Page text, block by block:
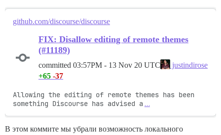
github.com/discourse/discourse
FIX: Disallow editing of remote themes
(#11189)
committed 03:57PM - 13 Nov 20 UTC
justindirose
+65 -37
Allowing the editing of remote themes has been
something Discourse has advised a …
В этом коммите мы убрали возможность локального